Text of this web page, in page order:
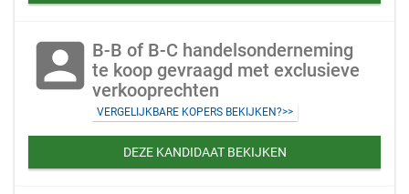
account_box B-B of B-C handelsonderneming
te koop gevraagd met exclusieve
verkooprechten
VERGELIJKBARE KOPERS BEKIJKEN?>>
DEZE KANDIDAAT BEKIJKEN